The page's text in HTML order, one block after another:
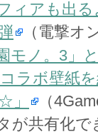
ィアも出
（電撃オ
モノ。3」
ラボ壁紙
」
（
が共有化